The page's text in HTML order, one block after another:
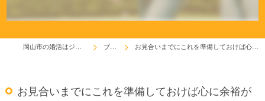
ブログ お見合いまでにこれを準備しておけば心に余裕が生れます(^^♪
お見合いまでにこれを準備しておけば心に余裕が